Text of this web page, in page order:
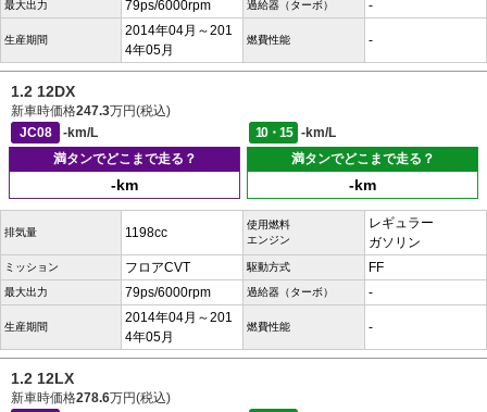
最大出力 79ps/6000rpm 過給器（ターボ） -
生産期間
2014年04月～201
4年05月
燃費性能 -
1.2 12DX
新車時価格247.3万円(税込)
JC08
-km/L 10・15
-km/L
満タンでどこまで走る？
-km
満タンでどこまで走る？
-km
排気量 1198cc
使用燃料
エンジン
レギュラー
ガソリン
ミッション フロアCVT 駆動方式 FF
最大出力 79ps/6000rpm 過給器（ターボ） -
生産期間
2014年04月～201
4年05月
燃費性能 -
1.2 12LX
新車時価格278.6万円(税込)